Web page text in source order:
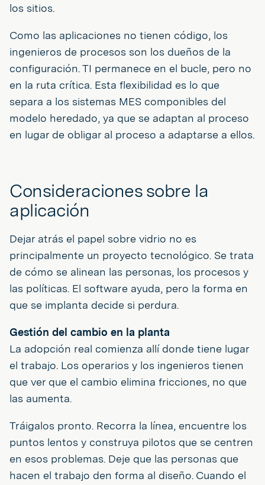
los sitios.
Como las aplicaciones no tienen código, los
ingenieros de procesos son los dueños de la
configuración. TI permanece en el bucle, pero no
en la ruta crítica. Esta flexibilidad es lo que
separa a los sistemas MES componibles del
modelo heredado, ya que se adaptan al proceso
en lugar de obligar al proceso a adaptarse a ellos.
Consideraciones sobre la
aplicación
Dejar atrás el papel sobre vidrio no es
principalmente un proyecto tecnológico. Se trata
de cómo se alinean las personas, los procesos y
las políticas. El software ayuda, pero la forma en
que se implanta decide si perdura.
Gestión del cambio en la planta
La adopción real comienza allí donde tiene lugar
el trabajo. Los operarios y los ingenieros tienen
que ver que el cambio elimina fricciones, no que
las aumenta.
Tráigalos pronto. Recorra la línea, encuentre los
puntos lentos y construya pilotos que se centren
en esos problemas. Deje que las personas que
hacen el trabajo den forma al diseño. Cuando el